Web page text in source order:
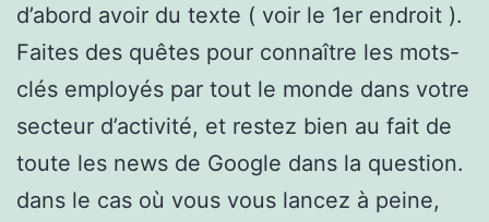
d’abord avoir du texte ( voir le 1er endroit ).
Faites des quêtes pour connaître les mots-
clés employés par tout le monde dans votre
secteur d’activité, et restez bien au fait de
toute les news de Google dans la question.
dans le cas où vous vous lancez à peine,